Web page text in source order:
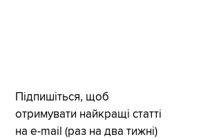
Підпишіться, щоб
отримувати найкращі статті
на e-mail (раз на два тижні)